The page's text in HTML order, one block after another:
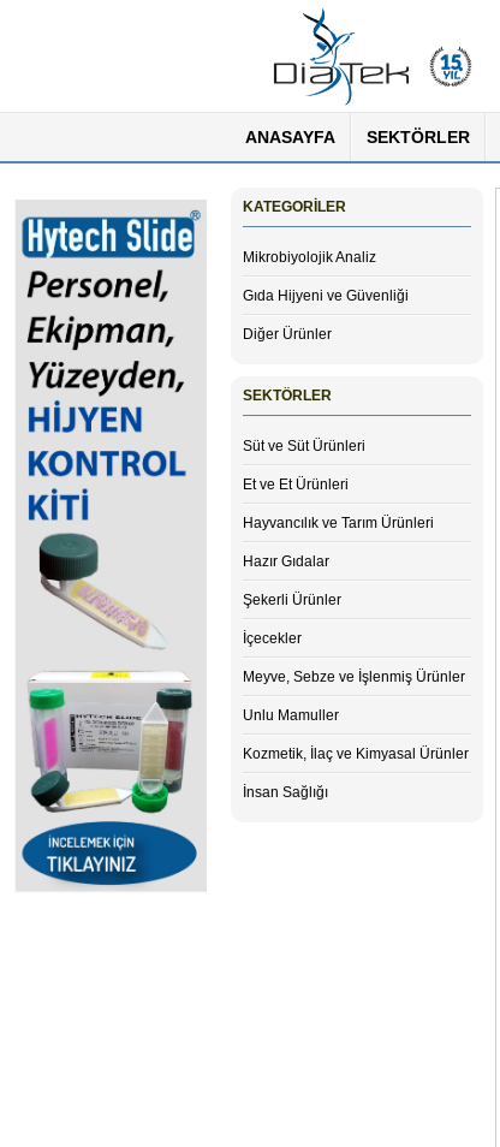
ANASAYFA SEKTÖRLER
KATEGORİLER
Mikrobiyolojik Analiz
Gıda Hijyeni ve Güvenliği
Diğer Ürünler
SEKTÖRLER
Süt ve Süt Ürünleri
Et ve Et Ürünleri
Hayvancılık ve Tarım Ürünleri
Hazır Gıdalar
Şekerli Ürünler
İçecekler
Meyve, Sebze ve İşlenmiş Ürünler
Unlu Mamuller
Kozmetik, İlaç ve Kimyasal Ürünler
İnsan Sağlığı